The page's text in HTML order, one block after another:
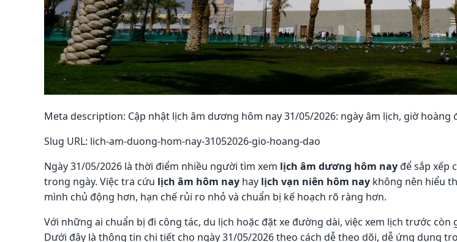
Meta description: Cập nhật lịch âm dương hôm nay 31/05/2026: ngày âm lịch, giờ
Slug URL: lich-am-duong-hom-nay-31052026-gio-hoang-dao
Ngày 31/05/2026 là thời điểm nhiều người tìm xem lịch âm dương hôm nayđể sắp xếp
trong ngày. Việc tra cứu lịch âm hôm nay hay lịch vạn niên hôm nay không nên hiểu
mình chủ động hơn, hạn chế rủi ro nhỏ và chuẩn bị kế hoạch rõ ràng hơn.
Với những ai chuẩn bị đi công tác, du lịch hoặc đặt xe đường dài, việc xem lịch trước
Dưới đây là thông tin chi tiết cho ngày 31/05/2026 theo cách dễ theo dõi, dễ ứng dụng